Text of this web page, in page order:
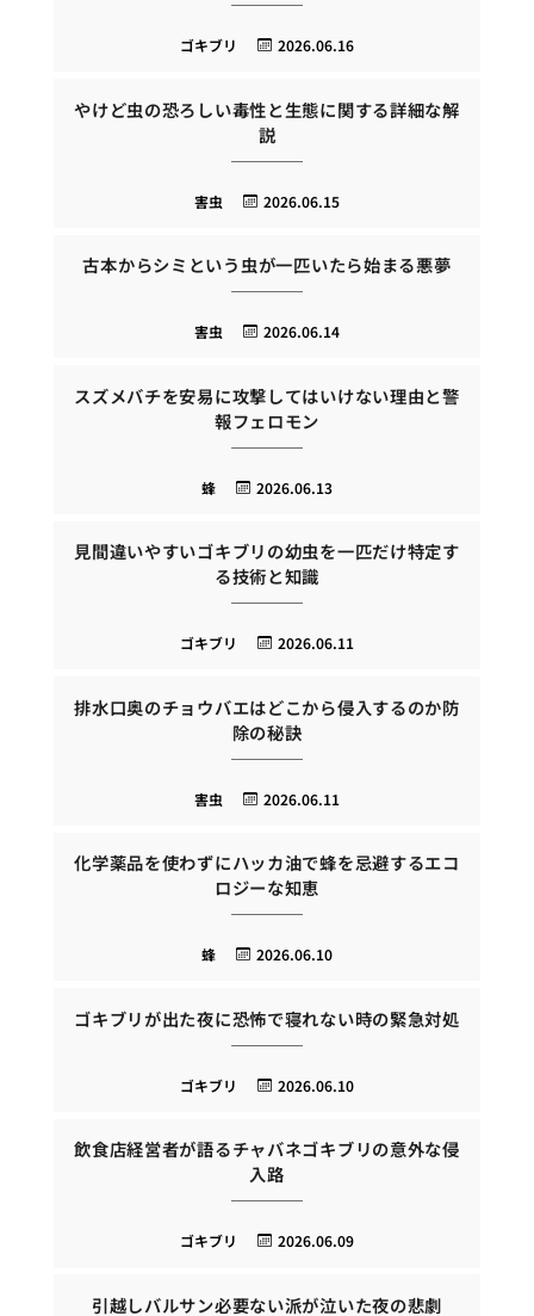
2026.06.16
ゴキブリ
やけど虫の恐ろしい毒性と生態に関する詳細な解
説
2026.06.15
害虫
古本からシミという虫が一匹いたら始まる悪夢
2026.06.14
害虫
スズメバチを安易に攻撃してはいけない理由と警
報フェロモン
2026.06.13
蜂
見間違いやすいゴキブリの幼虫を一匹だけ特定す
る技術と知識
2026.06.11
ゴキブリ
排水口奥のチョウバエはどこから侵入するのか防
除の秘訣
2026.06.11
害虫
化学薬品を使わずにハッカ油で蜂を忌避するエコ
ロジーな知恵
2026.06.10
蜂
ゴキブリが出た夜に恐怖で寝れない時の緊急対処
2026.06.10
ゴキブリ
飲食店経営者が語るチャバネゴキブリの意外な侵
入路
2026.06.09
ゴキブリ
引越しバルサン必要ない派が泣いた夜の悲劇